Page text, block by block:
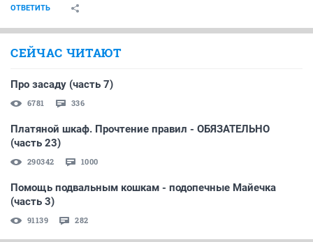
ОТВЕТИТЬ
СЕЙЧАС ЧИТАЮТ
Про засаду (часть 7)
6781 336
Платяной шкаф. Прочтение правил - ОБЯЗАТЕЛЬНО
(часть 23)
290342 1000
Помощь подвальным кошкам - подопечные Майечка
(часть 3)
91139 282